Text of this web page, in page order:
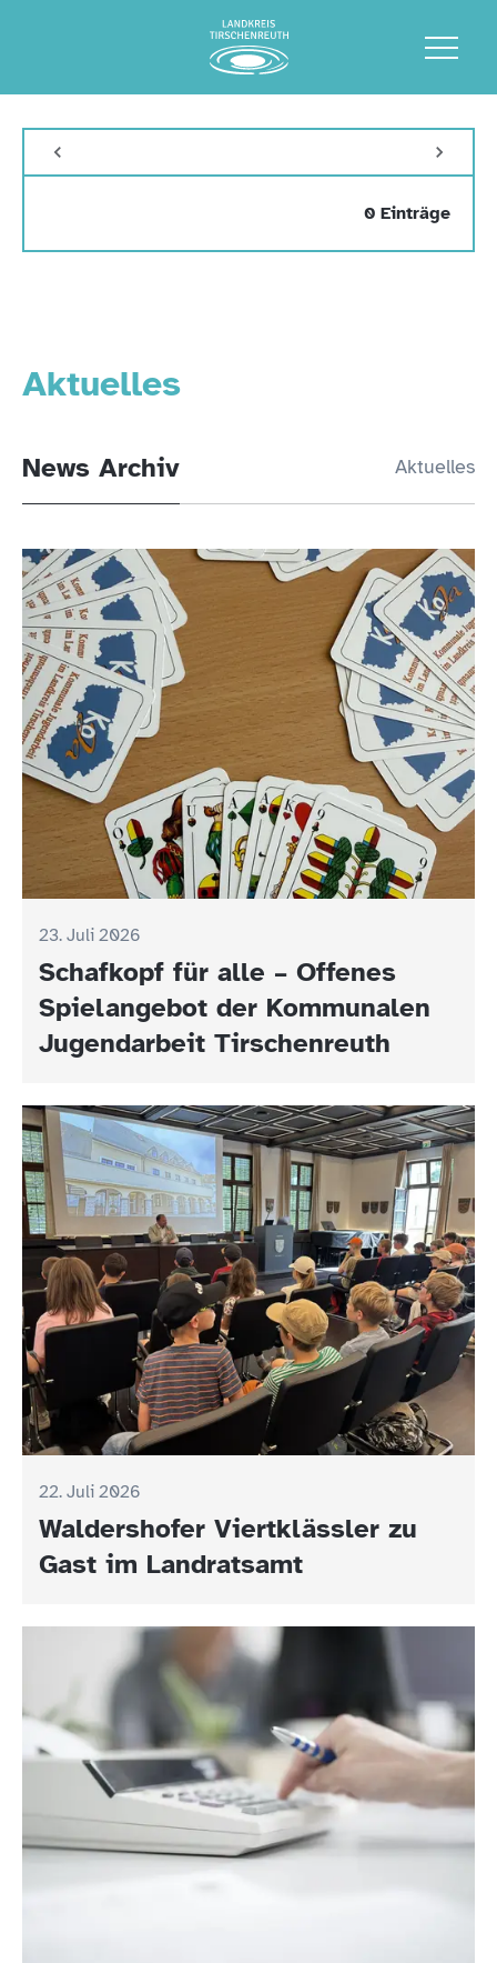
Aktuelles
News Archiv Aktuelles
23. Juli 2026
Schafkopf für alle – Offenes
Spielangebot der Kommunalen
Jugendarbeit Tirschenreuth
22. Juli 2026
Waldershofer Viertklässler zu
Gast im Landratsamt
0 Einträge